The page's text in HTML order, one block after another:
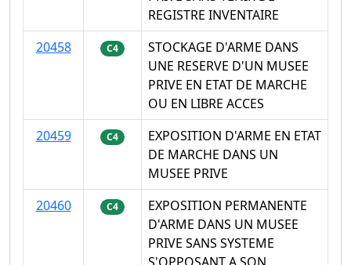
REGISTRE INVENTAIRE
20458
C4
STOCKAGE D'ARME DANS
UNE RESERVE D'UN MUSEE
PRIVE EN ETAT DE MARCHE
OU EN LIBRE ACCES
20459
C4
EXPOSITION D'ARME EN ETAT
DE MARCHE DANS UN
MUSEE PRIVE
20460
C4
EXPOSITION PERMANENTE
D'ARME DANS UN MUSEE
PRIVE SANS SYSTEME